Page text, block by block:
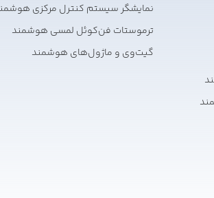
نمایشگر سیستم کنترل مرکزی
ترموستات فن‌کوئل لمسی هوشمند
گیت‌وی و ماژول‌های هوشمند